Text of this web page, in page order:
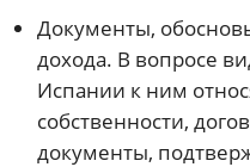
Документы,
дохода. В вопросе
Испании к ним
собственности,
документы,